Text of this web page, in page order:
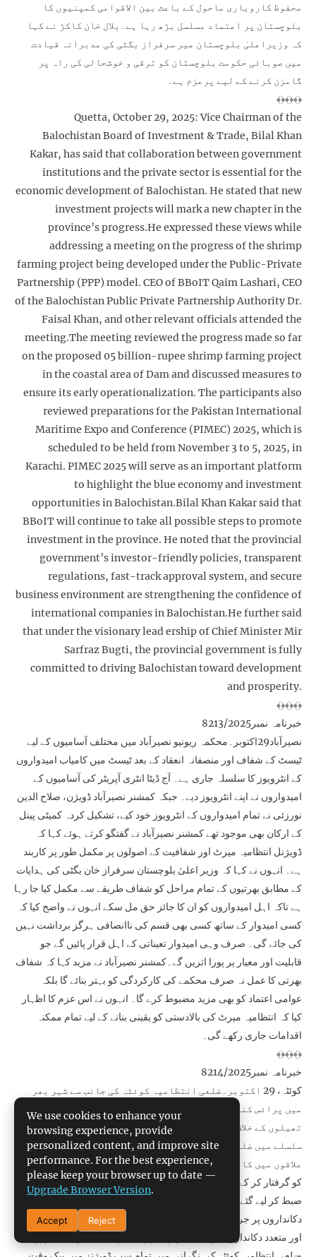
محفوظ کاروباری ماحول کے باعث بین الاقوامی کمپنیوں کا
بلوچستان پر اعتماد مسلسل بڑھ رہا ہے۔بلال خان کاکڑ نے کہا
کہ وزیراعلیٰ بلوچستان میر سرفراز بگٹی کی مدبرانہ قیادت
میں صوبائی حکومت بلوچستان کو ترقی و خوشحالی کی راہ پر
گامزن کرنے کے لیے پرعزم ہے۔
﴾﴿﴾﴿﴾﴿
Quetta, October 29, 2025: Vice Chairman of the
Balochistan Board of Investment & Trade, Bilal Khan
Kakar, has said that collaboration between government
institutions and the private sector is essential for the
economic development of Balochistan. He stated that new
investment projects will mark a new chapter in the
province’s progress.He expressed these views while
addressing a meeting on the progress of the shrimp
farming project being developed under the Public-Private
Partnership (PPP) model. CEO of BBoIT Qaim Lashari, CEO
of the Balochistan Public Private Partnership Authority Dr.
Faisal Khan, and other relevant officials attended the
meeting.The meeting reviewed the progress made so far
on the proposed 05 billion-rupee shrimp farming project
in the coastal area of Dam and discussed measures to
ensure its early operationalization. The participants also
reviewed preparations for the Pakistan International
Maritime Expo and Conference (PIMEC) 2025, which is
scheduled to be held from November 3 to 5, 2025, in
Karachi. PIMEC 2025 will serve as an important platform
to highlight the blue economy and investment
opportunities in Balochistan.Bilal Khan Kakar said that
BBoIT will continue to take all possible steps to promote
investment in the province. He noted that the provincial
government’s investor-friendly policies, transparent
regulations, fast-track approval system, and secure
business environment are strengthening the confidence of
international companies in Balochistan.He further said
that under the visionary lead ership of Chief Minister Mir
Sarfraz Bugti, the provincial government is fully
committed to driving Balochistan toward development
and prosperity.
﴾﴿﴾﴿﴾﴿
خبرنامہ نمبر8213/2025
نصیرآباد29اکتوبر۔محکمہ ریونیو نصیرآباد میں مختلف آسامیوں کے لیے
ٹیسٹ کے شفاف اور منصفانہ انعقاد کے بعد ٹیسٹ میں کامیاب امیدواروں
کے انٹرویوز کا سلسلہ جاری ہے۔ آج ڈیٹا انٹری آپریٹر کی آسامیوں کے
امیدواروں نے اپنے انٹرویوز دیے۔ جبکہ کمشنر نصیرآباد ڈویژن، صلاح الدین
نورزئی نے تمام امیدواروں کے انٹرویوز خود کیے، تشکیل کردہ کمیٹی پینل
کے ارکان بھی موجود تھے کمشنر نصیرآباد نے گفتگو کرتے ہوئے کہا کہ
ڈویژنل انتظامیہ میرٹ اور شفافیت کے اصولوں پر مکمل طور پر کاربند
ہے۔ انہوں نے کہا کہ وزیر اعلیٰ بلوچستان سرفراز خان بگٹی کی ہدایات
کے مطابق بھرتیوں کے تمام مراحل کو شفاف طریقے سے مکمل کیا جا رہا
ہے تاکہ اہل امیدواروں کو ان کا جائز حق مل سکے انہوں نے واضح کیا کہ
کسی امیدوار کے ساتھ کسی بھی قسم کی ناانصافی ہرگز برداشت نہیں
کی جائے گی۔ صرف وہی امیدوار تعیناتی کے اہل قرار پائیں گے جو
قابلیت اور معیار پر پورا اتریں گے۔کمشنر نصیرآباد نے مزید کہا کہ شفاف
بھرتی کا عمل نہ صرف محکمے کی کارکردگی کو بہتر بنائے گا بلکہ
عوامی اعتماد کو بھی مزید مضبوط کرے گا۔ انہوں نے اس عزم کا اظہار
کیا کہ انتظامیہ میرٹ کی بالادستی کو یقینی بنانے کے لیے تمام ممکنہ
اقدامات جاری رکھے گی۔
﴾﴿﴾﴿﴾﴿
خبرنامہ نمبر8214/2025
کوئٹہ، 29 اکتوبر۔ضلعی انتظامیہ کوئٹہ کی جانب سے شہر بھر
میں پرائس کنٹرول، منی پیٹرول پمپس اور ممنوعہ پلاسٹک
تھیلوں کے خلاف کارروائیاں بھرپور انداز میں جاری ہیں۔ اس
سلسلے میں ضلعی انتظامیہ کی مختلف ٹیموں نے شہر کے متعدد
علاقوں میں کارروائیاں کرتے ہوئے 62 دکانوں کا معائنہ کیا، 13 افراد
کو گرفتار کر کے جیل منتقل کیا جبکہ 130 کلوگرام ممنوعہ پلاسٹک تھیلے
دکانداروں پر جرمانے عائد کیے گئے، 08 منی پیٹرول پمپس سیل کیے گئے
اور متعدد دکانداروں کو تنبیہی وارننگز بھی جاری کی گئیں۔یہ کارروائیاں
We use cookies to enhance your
browsing experience, provide
personalized content, and improve site
performance. For the best experience,
please keep your browser up to date —
Upgrade Browser Version.
Accept Reject